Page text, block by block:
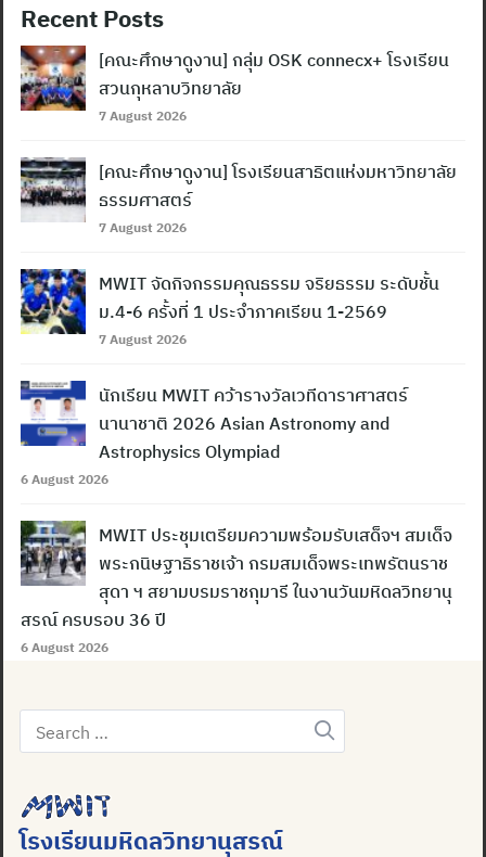
Recent Posts
[คณะศึกษาดูงาน] กลุ่ม OSK connecx+ โรงเรียน
สวนกุหลาบวิทยาลัย
7 August 2026
[คณะศึกษาดูงาน] โรงเรียนสาธิตแห่งมหาวิทยาลัย
ธรรมศาสตร์
7 August 2026
MWIT จัดกิจกรรมคุณธรรม จริยธรรม ระดับชั้น
ม.4-6 ครั้งที่ 1 ประจำภาคเรียน 1-2569
7 August 2026
นักเรียน MWIT คว้ารางวัลเวทีดาราศาสตร์
นานาชาติ 2026 Asian Astronomy and
Astrophysics Olympiad
6 August 2026
MWIT ประชุมเตรียมความพร้อมรับเสด็จฯ สมเด็จ
พระกนิษฐาธิราชเจ้า กรมสมเด็จพระเทพรัตนราช
สุดา ฯ สยามบรมราชกุมารี ในงานวันมหิดลวิทยานุ
สรณ์ ครบรอบ 36 ปี
6 August 2026
Search
for:
โรงเรียนมหิดลวิทยานุสรณ์